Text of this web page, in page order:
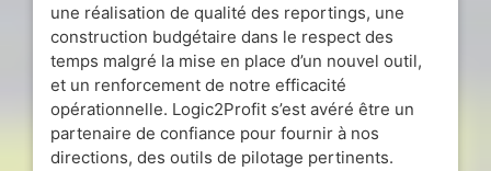
une réalisation de qualité des reportings, une
construction budgétaire dans le respect des
temps malgré la mise en place d’un nouvel outil,
et un renforcement de notre efficacité
opérationnelle. Logic2Profit s’est avéré être un
partenaire de confiance pour fournir à nos
directions, des outils de pilotage pertinents.